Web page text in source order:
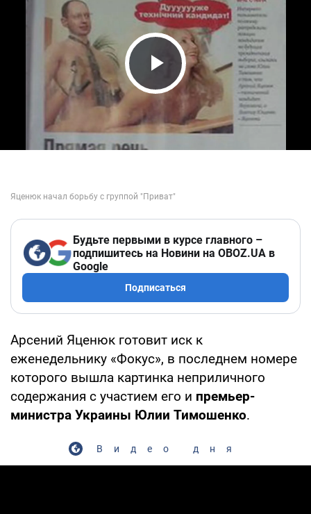
Play Video
Будьте первыми в курсе главного –
подпишитесь на Новини на OBOZ.UA в
Google
Подписаться
Арсений Яценюк готовит иск к
еженедельнику «Фокус», в последнем номере
которого вышла картинка неприличного
содержания с участием его и премьер-
министра Украины Юлии Тимошенко.
Видео дня